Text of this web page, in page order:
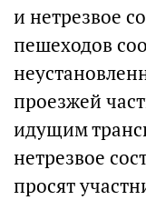
и нетрезвое
пешеходов
проезжей
идущим
нетрезвое
просят